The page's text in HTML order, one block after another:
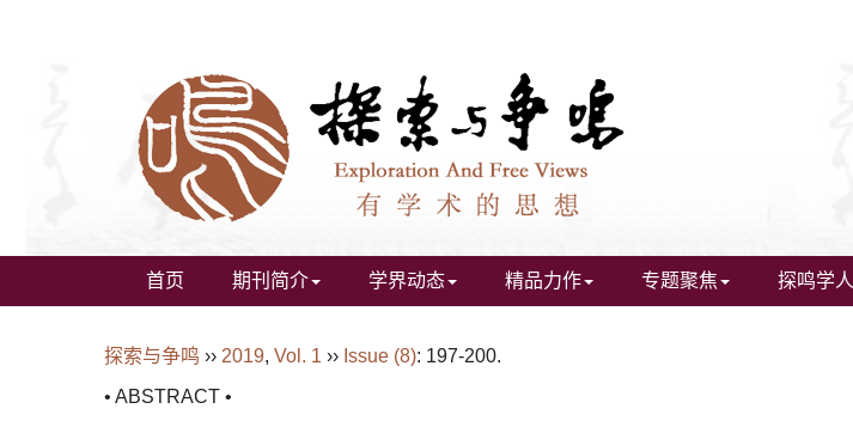
首页 期刊简介 学界动态 精品力作 专题聚焦 探鸣学人
探索与争鸣 ›› 2019, Vol. 1 ›› Issue (8): 197-200.
• ABSTRACT •